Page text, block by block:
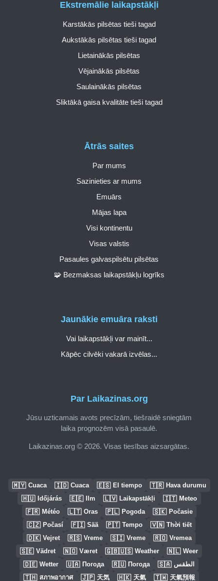
Par Laikazinas.org
Jūsu uzticamais avots precīzām, tiešraidē sniegtām
laika prognozēm visā pasaulē.
Laikazinas.org © 2026. Visas tiesības aizsargātas.
Ātrās saites
Par mums
Sazinieties ar mums
Emuārs
Mājas lapa
Visi kontinentu
Visas valstis
Pasaules galvaspilsētu pilsētas
🧩 Bezmaksas laikapstākļu logrīks
Ekstremālie laikapstākļi
Karstākās pilsētas tieši tagad
Aukstākās pilsētas tieši tagad
Lietainākās pilsētas
Vējainākās pilsētas
Saulainākās pilsētas
Sliktākā gaisa kvalitāte tieši tagad
Jaunākie emuāra raksti
Vai laikapstākļi var mainīt...
Kāpēc cilvēki vakarā izvēlas...
🇲🇾 Cuaca 🇮🇩 Cuaca 🇪🇸 El tiempo 🇹🇷 Hava durumu
🇭🇺 Időjárás 🇪🇪 Ilm 🇱🇻 Laikapstākļi 🇮🇹 Meteo
🇫🇷 Météo 🇱🇹 Oras 🇵🇱 Pogoda 🇸🇰 Počasie
🇨🇿 Počasí 🇫🇮 Sää 🇵🇹 Tempo 🇻🇳 Thời tiết
🇩🇰 Vejret 🇷🇸 Vreme 🇸🇮 Vreme 🇷🇴 Vremea
🇸🇪 Vädret 🇳🇴 Været 🇬🇧🇺🇸 Weather 🇳🇱 Weer
🇩🇪 Wetter 🇺🇦 Погода 🇷🇺 Погода 🇸🇦 الطقس
🇹🇭 สภาพอากาศ 🇯🇵 天気 🇭🇰 天氣 🇹🇼 天氣預報